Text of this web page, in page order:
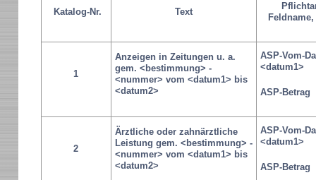
Katalog-Nr. Text
1
Anzeigen in Zeitungen u. a.
gem. <bestimmung> -
<nummer> vom <datum1> bis
<datum2>
ASP-Vom-
<datum1>
ASP-Betrag
2
Ärztliche oder zahnärztliche
Leistung gem. <bestimmung> -
<nummer> vom <datum1> bis
<datum2>
ASP-Vom-
<datum1>
ASP-Betrag